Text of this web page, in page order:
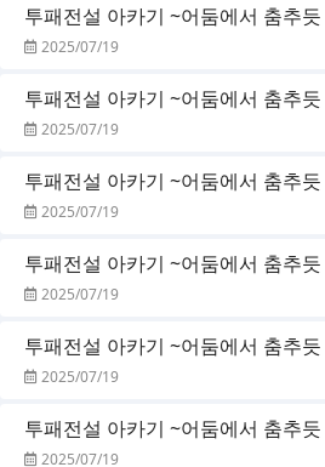
투패전설 아카기 ~어둠에서 춤추
2025/07/19
투패전설 아카기 ~어둠에서 춤추
2025/07/19
투패전설 아카기 ~어둠에서 춤추
2025/07/19
투패전설 아카기 ~어둠에서 춤추
2025/07/19
투패전설 아카기 ~어둠에서 춤추
2025/07/19
투패전설 아카기 ~어둠에서 춤추
2025/07/19